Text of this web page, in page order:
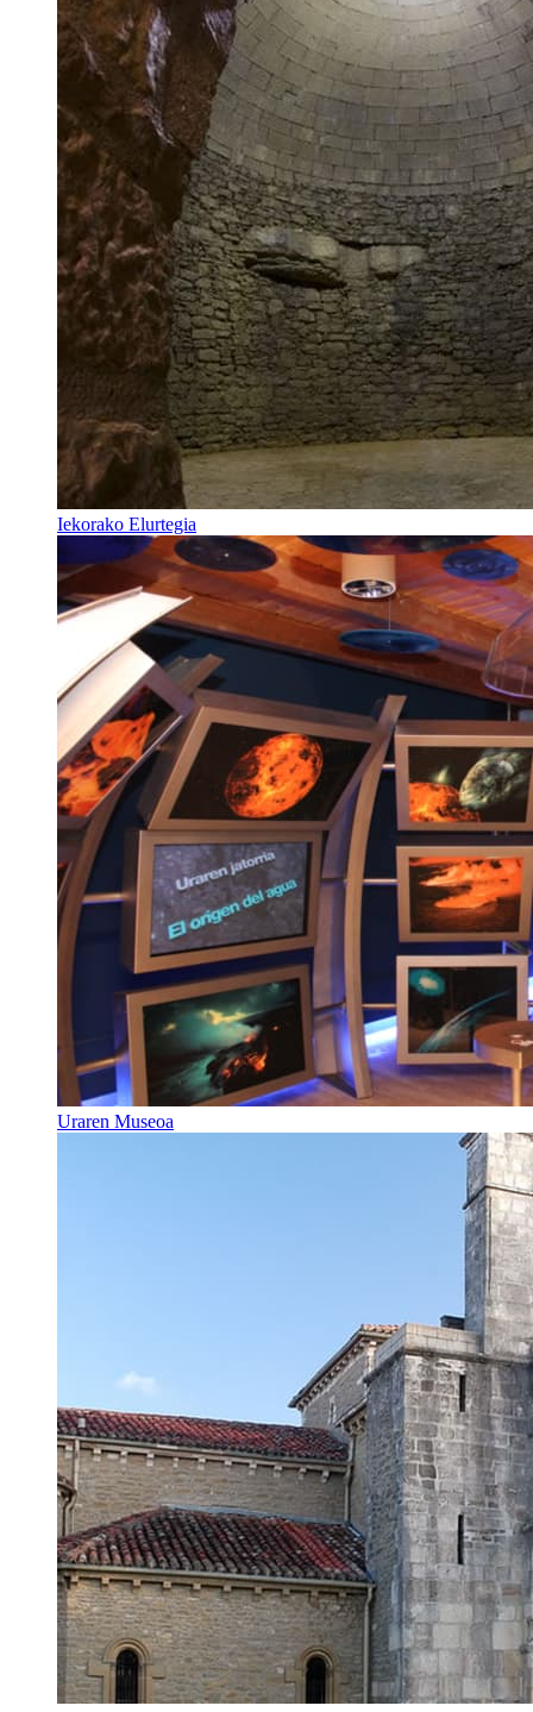
Iekorako Elurtegia
Uraren Museoa